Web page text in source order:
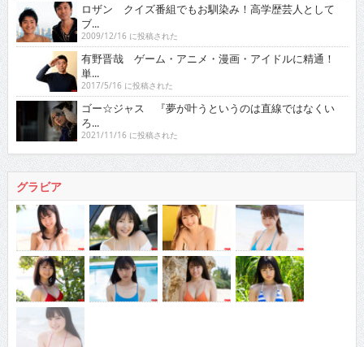
ロザン クイズ番組でもお馴染み！高学歴芸人として
ブ...
2009/12/16 に投稿された
有野晋哉 ゲーム・アニメ・漫画・アイドルに精通！
単...
2017/5/16 に投稿された
ゴー☆ジャス 『夢が叶うというのは直線ではなくい
ろ...
2021/11/16 に投稿された
グラビア